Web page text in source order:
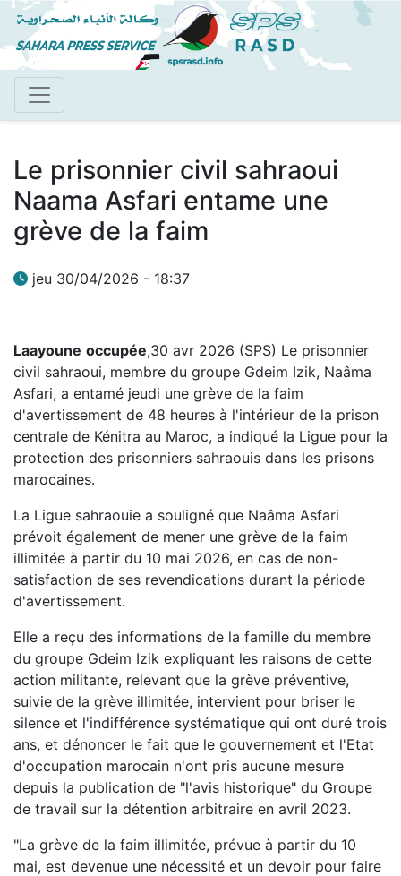
Aller
au
contenu
Le prisonnier civil sahraoui
Naama Asfari entame une
grève de la faim
jeu 30/04/2026 - 18:37
Laayoune occupée,30 avr 2026 (SPS) Le prisonnier
civil sahraoui, membre du groupe Gdeim Izik, Naâma
Asfari, a entamé jeudi une grève de la faim
d'avertissement de 48 heures à l'intérieur de la prison
centrale de Kénitra au Maroc, a indiqué la Ligue pour la
protection des prisonniers sahraouis dans les prisons
marocaines.
La Ligue sahraouie a souligné que Naâma Asfari
prévoit également de mener une grève de la faim
illimitée à partir du 10 mai 2026, en cas de non-
satisfaction de ses revendications durant la période
d'avertissement.
Elle a reçu des informations de la famille du membre
du groupe Gdeim Izik expliquant les raisons de cette
action militante, relevant que la grève préventive,
suivie de la grève illimitée, intervient pour briser le
silence et l'indifférence systématique qui ont duré trois
ans, et dénoncer le fait que le gouvernement et l'Etat
d'occupation marocain n'ont pris aucune mesure
depuis la publication de "l'avis historique" du Groupe
de travail sur la détention arbitraire en avril 2023.
"La grève de la faim illimitée, prévue à partir du 10
mai, est devenue une nécessité et un devoir pour faire